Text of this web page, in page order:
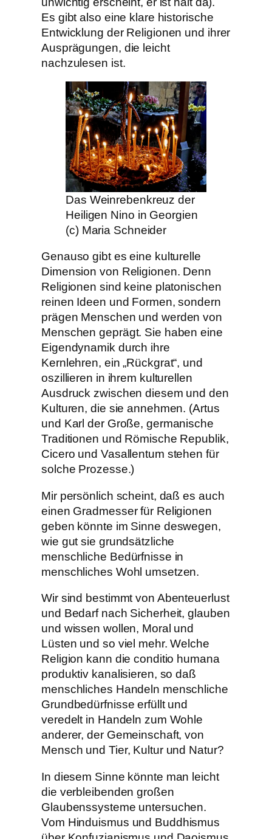
Es gibt also eine klare historische
Entwicklung der Religionen und ihrer
Ausprägungen, die leicht
nachzulesen ist.
Das Weinrebenkreuz der
Heiligen Nino in Georgien
(c) Maria Schneider
Genauso gibt es eine kulturelle
Dimension von Religionen. Denn
Religionen sind keine platonischen
reinen Ideen und Formen, sondern
prägen Menschen und werden von
Menschen geprägt. Sie haben eine
Eigendynamik durch ihre
Kernlehren, ein „Rückgrat“, und
oszillieren in ihrem kulturellen
Ausdruck zwischen diesem und den
Kulturen, die sie annehmen. (Artus
und Karl der Große, germanische
Traditionen und Römische Republik,
Cicero und Vasallentum stehen für
solche Prozesse.)
Mir persönlich scheint, daß es auch
einen Gradmesser für Religionen
geben könnte im Sinne deswegen,
wie gut sie grundsätzliche
menschliche Bedürfnisse in
menschliches Wohl umsetzen.
Wir sind bestimmt von Abenteuerlust
und Bedarf nach Sicherheit, glauben
und wissen wollen, Moral und
Lüsten und so viel mehr. Welche
Religion kann die conditio humana
produktiv kanalisieren, so daß
menschliches Handeln menschliche
Grundbedürfnisse erfüllt und
veredelt in Handeln zum Wohle
anderer, der Gemeinschaft, von
Mensch und Tier, Kultur und Natur?
In diesem Sinne könnte man leicht
die verbleibenden großen
Glaubenssysteme untersuchen.
Vom Hinduismus und Buddhismus